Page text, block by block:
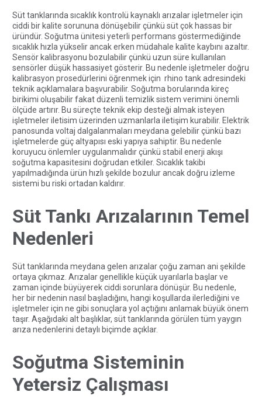
Süt tanklarında sıcaklık kontrolü kaynaklı arızalar işletmeler için
ciddi bir kalite sorununa dönüşebilir çünkü süt çok hassas bir
üründür. Soğutma ünitesi yeterli performans göstermediğinde
sıcaklık hızla yükselir ancak erken müdahale kalite kaybını azaltır.
Sensör kalibrasyonu bozulabilir çünkü uzun süre kullanılan
sensörler düşük hassasiyet gösterir. Bu nedenle işletmeler doğru
kalibrasyon prosedürlerini öğrenmek için rhino tankadresindeki
teknik açıklamalara başvurabilir. Soğutma borularında kireç
birikimi oluşabilir fakat düzenli temizlik sistem verimini önemli
ölçüde artırır. Bu süreçte teknik ekip desteği almak isteyen
işletmeleriletisim üzerinden uzmanlarla iletişim kurabilir. Elektrik
panosunda voltaj dalgalanmaları meydana gelebilir çünkü bazı
işletmelerde güç altyapısı eski yapıya sahiptir. Bu nedenle
koruyucu önlemler uygulanmalıdır çünkü stabil enerji akışı
soğutma kapasitesini doğrudan etkiler. Sıcaklık takibi
yapılmadığında ürün hızlı şekilde bozulur ancak doğru izleme
sistemi bu riski ortadan kaldırır.
Süt Tankı Arızalarının Temel
Nedenleri
Süt tanklarında meydana gelen arızalar çoğu zaman ani şekilde
ortaya çıkmaz. Arızalar genellikle küçük uyarılarla başlar ve
zaman içinde büyüyerek ciddi sorunlara dönüşür. Bu nedenle,
her bir nedenin nasıl başladığını, hangi koşullarda ilerlediğini ve
işletmeler için ne gibi sonuçlara yol açtığını anlamak büyük önem
taşır. Aşağıdaki alt başlıklar, süt tanklarında görülen tüm yaygın
arıza nedenlerini detaylı biçimde açıklar.
Soğutma Sisteminin
Yetersiz Çalışması